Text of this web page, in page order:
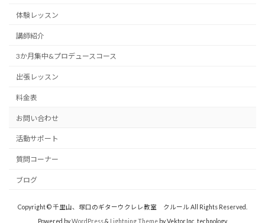
体験レッスン
講師紹介
3か月集中&プロデュースコース
出張レッスン
料金表
お問い合わせ
活動サポート
質問コーナー
ブログ
Copyright © 千里山、塚口のギターウクレレ教室 クルール All Rights Reserved.
Powered byWordPress& Lightning Themeby Vektor,Inc. technology.